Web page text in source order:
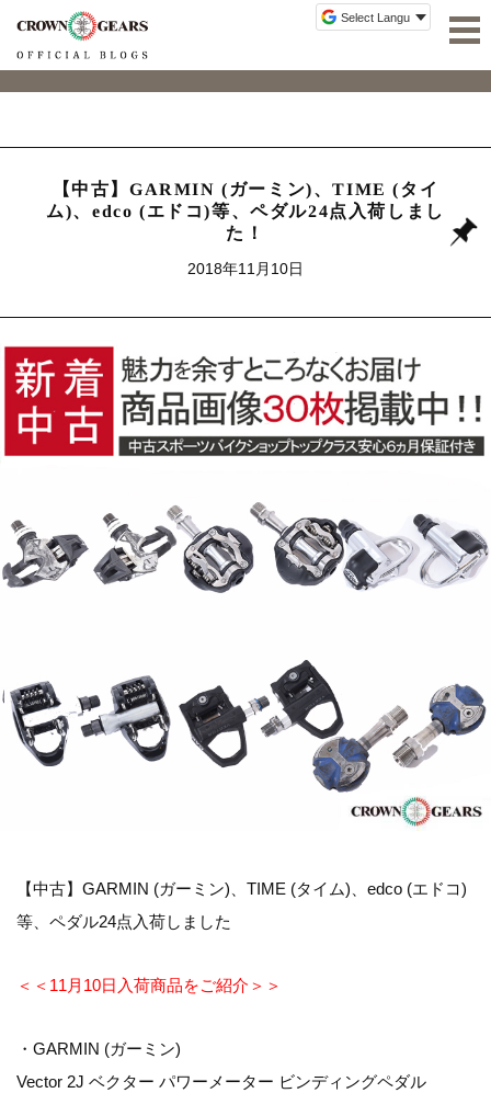
【中古】GARMIN (ガーミン)、TIME (タイ
ム)、edco (エドコ)等、ペダル24点入荷しまし
た！
2018年11月10日
【中古】GARMIN (ガーミン)、TIME (タイム)、edco (エドコ)
等、ペダル24点入荷しました
＜＜11月10日入荷商品をご紹介＞＞
・GARMIN (ガーミン)
Vector 2J ベクター パワーメーター ビンディングペダル